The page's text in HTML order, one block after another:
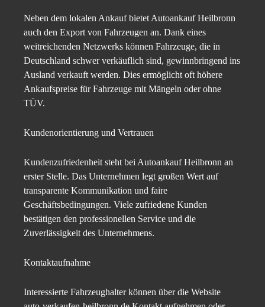
Neben dem lokalen Ankauf bietet Autoankauf Heilbronn
auch den Export von Fahrzeugen an. Dank eines
weitreichenden Netzwerks können Fahrzeuge, die in
Deutschland schwer verkäuflich sind, gewinnbringend ins
Ausland verkauft werden. Dies ermöglicht oft höhere
Ankaufspreise für Fahrzeuge mit Mängeln oder ohne
TÜV.​
Kundenorientierung und Vertrauen
Kundenzufriedenheit steht bei Autoankauf Heilbronn an
erster Stelle. Das Unternehmen legt großen Wert auf
transparente Kommunikation und faire
Geschäftsbedingungen. Viele zufriedene Kunden
bestätigen den professionellen Service und die
Zuverlässigkeit des Unternehmens.​
Kontaktaufnahme
Interessierte Fahrzeughalter können über die Website